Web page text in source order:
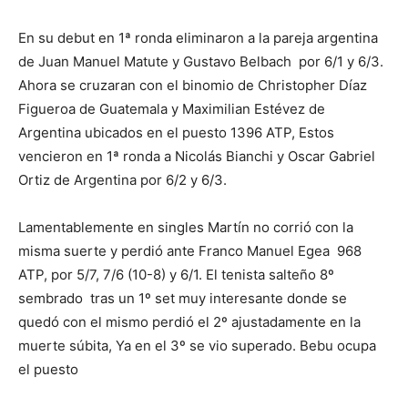
En su debut en 1ª ronda eliminaron a la pareja argentina
de Juan Manuel Matute y Gustavo Belbach por 6/1 y 6/3.
Ahora se cruzaran con el binomio de Christopher Díaz
Figueroa de Guatemala y Maximilian Estévez de
Argentina ubicados en el puesto 1396 ATP, Estos
vencieron en 1ª ronda a Nicolás Bianchi y Oscar Gabriel
Ortiz de Argentina por 6/2 y 6/3.
Lamentablemente en singles Martín no corrió con la
misma suerte y perdió ante Franco Manuel Egea 968
ATP, por 5/7, 7/6 (10-8) y 6/1. El tenista salteño 8º
sembrado tras un 1º set muy interesante donde se
quedó con el mismo perdió el 2º ajustadamente en la
muerte súbita, Ya en el 3º se vio superado. Bebu ocupa
el puesto